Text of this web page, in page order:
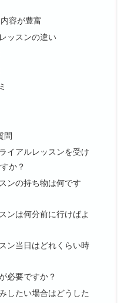
容が豊富
ッスンの違い
問
イアルレッスンを受け
か？
ンの持ち物は何です
ンは何分前に行けばよ
ン当日はどれくらい時
必要ですか？
したい場合はどうした